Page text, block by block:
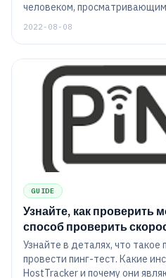
человеком,
проверки позволяет создать
довольно сложен - и,
устроена задача
довольно просты в настройке.
2022-08-08
GUIDE
Узнайте, как проверить
способ проверить
Узнайте в деталях, что такое
провести пинг-тест. Какие
HostTracker и почему они